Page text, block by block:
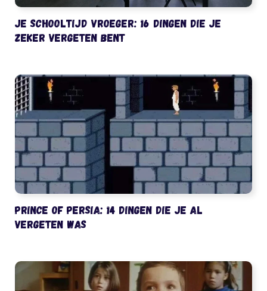
Je schooltijd vroeger: 16 dingen die je
zeker vergeten bent
Prince of Persia: 14 dingen die je al
vergeten was